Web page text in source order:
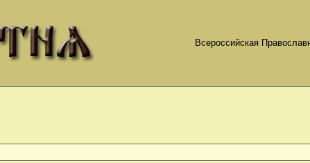
Всероссийская